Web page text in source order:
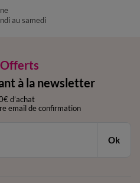
au samedi
à la newsletter
d’achat
email de confirmation
Ok